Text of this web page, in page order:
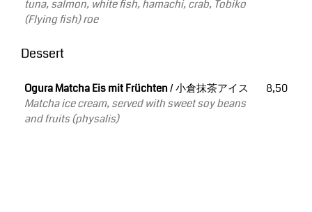
tuna, salmon, white fish, hamachi, crab, Tobiko
(Flying fish) roe
Dessert
Ogura Matcha Eis mit Früchten/ 小倉抹茶アイス
Matcha ice cream, served with sweet soy beans
and fruits (physalis)
8,50